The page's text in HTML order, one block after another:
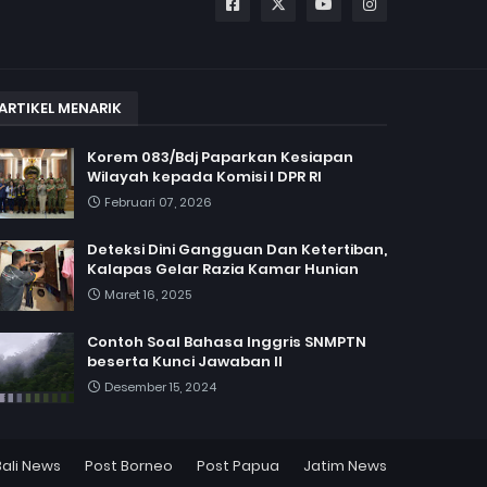
MENARIK
Korem 083/Bdj Paparkan Kesiapan
Wilayah kepada Komisi I DPR RI
Februari 07, 2026
Deteksi Dini Gangguan Dan Ketertiban,
Kalapas Gelar Razia Kamar Hunian
Maret 16, 2025
Contoh Soal Bahasa Inggris SNMPTN
beserta Kunci Jawaban II
Desember 15, 2024
News Post Borneo Post Papua Jatim News